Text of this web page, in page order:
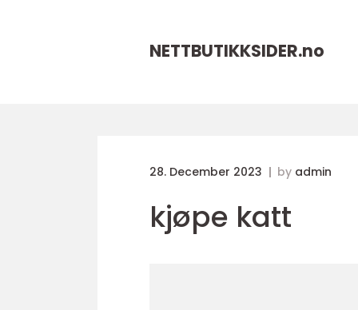
NETTBUTIKKSIDER.no
28. December 2023 by admin
kjøpe katt